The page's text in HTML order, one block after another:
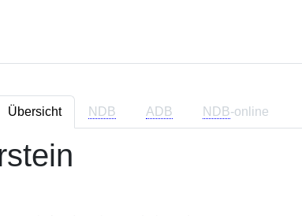
Übersicht NDB ADB NDB-online